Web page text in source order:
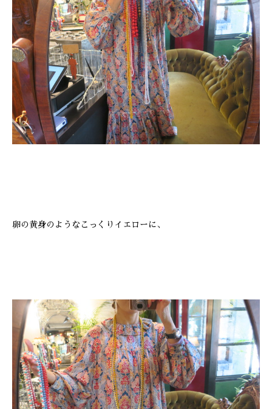
卵の黄身のようなこっくりイエローに、